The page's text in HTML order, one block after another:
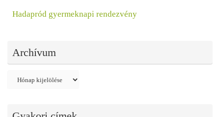
Hadapród gyermeknapi rendezvény
Archívum
Archívum